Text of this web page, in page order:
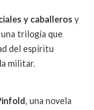
y caballeros y
una trilogía que
del espíritu
militar.
, una novela